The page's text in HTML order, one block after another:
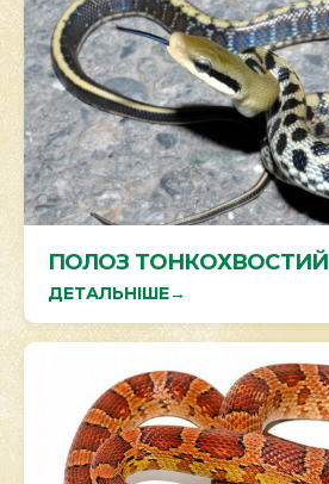
ПОЛОЗ ТОНКОХВОСТИЙ
ДЕТАЛЬНІШЕ→